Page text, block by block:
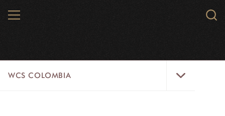
MENU
WCS COLOMBIA